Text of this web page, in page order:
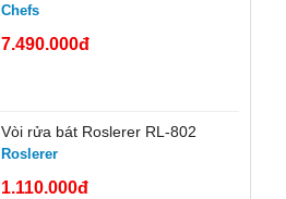
Chefs
7.490.000đ
Vòi rửa bát Roslerer RL-802
Roslerer
1.110.000đ